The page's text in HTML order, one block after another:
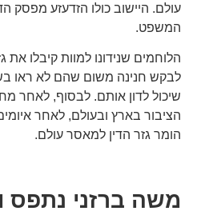
עולם. היישוב כולו הזדעזע מפסק
המשפט.
הלוחמים שנידונו למוות קיבלו
לבקש חנינה משום שהם לא ראו
שיכול לדון אותם. לבסוף, לאחר
הציבור בארץ ובעולם, לאחר
הומר גזר הדין למאסר עולם.
משה ברזני נתפס